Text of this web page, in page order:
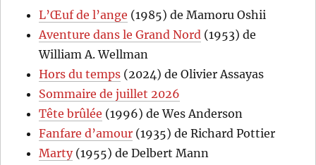
L’Œuf de l’ange (1985) de Mamoru Oshii
Aventure dans le Grand Nord (1953) de
William A. Wellman
Hors du temps (2024) de Olivier Assayas
Sommaire de juillet 2026
Tête brûlée (1996) de Wes Anderson
Fanfare d’amour (1935) de Richard Pottier
Marty(1955) de Delbert Mann